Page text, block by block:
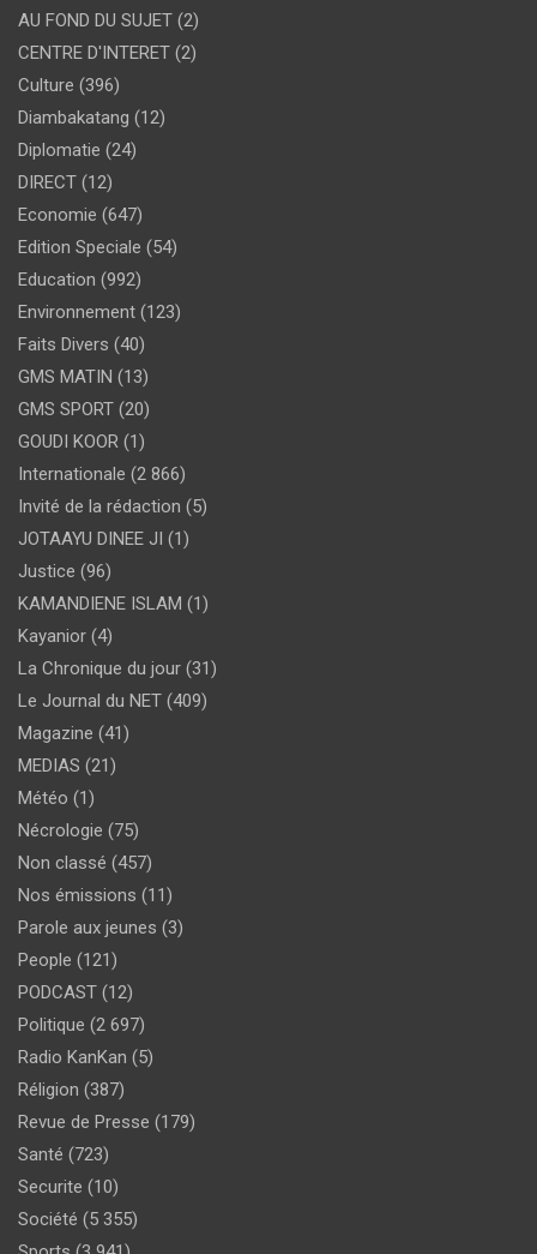
AU FOND DU SUJET (2)
CENTRE D'INTERET (2)
Culture (396)
Diambakatang (12)
Diplomatie (24)
DIRECT (12)
Economie (647)
Edition Speciale (54)
Education (992)
Environnement (123)
Faits Divers (40)
GMS MATIN (13)
GMS SPORT (20)
GOUDI KOOR (1)
Internationale (2 866)
Invité de la rédaction (5)
JOTAAYU DINEE JI (1)
Justice (96)
KAMANDIENE ISLAM (1)
Kayanior (4)
La Chronique du jour (31)
Le Journal du NET (409)
Magazine (41)
MEDIAS (21)
Météo (1)
Nécrologie (75)
Non classé (457)
Nos émissions (11)
Parole aux jeunes (3)
People (121)
PODCAST (12)
Politique (2 697)
Radio KanKan (5)
Réligion (387)
Revue de Presse (179)
Santé (723)
Securite (10)
Société (5 355)